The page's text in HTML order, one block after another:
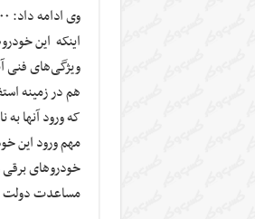
اینکه این
ویژگی‌های فنی
هم در زمینه
که ورود آنها
مهم ورود این
خودروهای برقی
مساعدت دولت